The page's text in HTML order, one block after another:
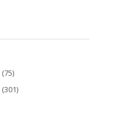
(75)
(301)